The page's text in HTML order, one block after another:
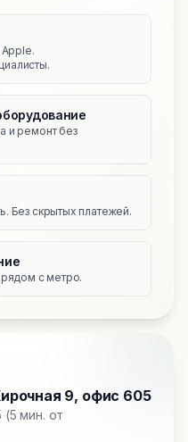
Apple.
и ремонт без
Без скрытых платежей.
рядом с метро.
9, офис 605
мин. от